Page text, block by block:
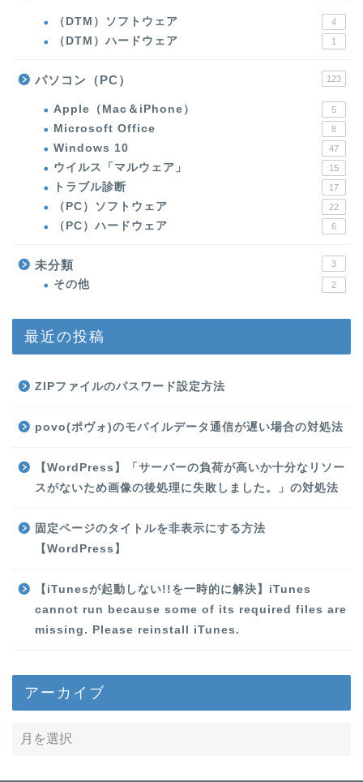
（DTM）ソフトウェア 4
（DTM）ハードウェア 1
パソコン（PC） 123
Apple（Mac＆iPhone） 5
Microsoft Office 8
Windows 10 47
ウイルス「マルウェア」 15
トラブル診断 17
（PC）ソフトウェア 22
（PC）ハードウェア 6
未分類 3
その他 2
最近の投稿
ZIPファイルのパスワード設定方法
povo(ポヴォ)のモバイルデータ通信が遅い場合の対処法
【WordPress】「サーバーの負荷が高いか十分なリソー
スがないため画像の後処理に失敗しました。」の対処法
固定ページのタイトルを非表示にする方法
【WordPress】
【iTunesが起動しない!!を一時的に解決】iTunes
cannot run because some of its required files are
missing. Please reinstall iTunes.
アーカイブ